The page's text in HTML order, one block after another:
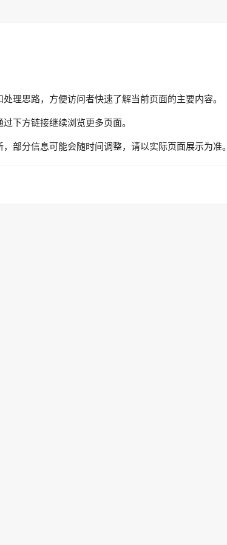
理思路，方便访问者快速了解当前页面的主要内容。
下方链接继续浏览更多页面。
部分信息可能会随时间调整，请以实际页面展示为准。